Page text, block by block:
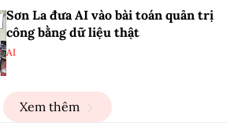
Sơn La đưa AI vào bài toán quản trị
công bằng dữ liệu thật
AI
Xem thêm